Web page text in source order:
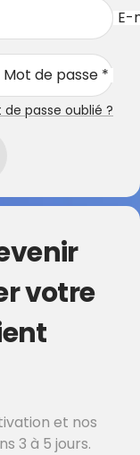
E-
Mot de passe *
de passe oublié ?
votre
et nos
3 à 5 jours.